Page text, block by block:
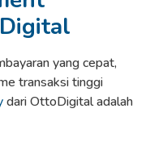
yang cepat,
transaksi tinggi
dari OttoDigital adalah